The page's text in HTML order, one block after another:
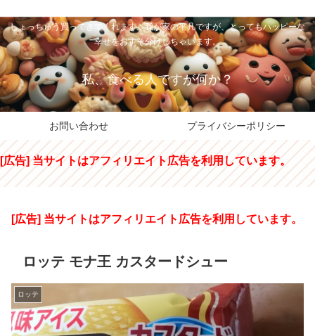
しょっちゅう買ってきてくれます。我が家の平凡ですが、とってもハッピーな
幸せをおすそ分けしちゃいます。
私、食べる人ですが何か？
お問い合わせ プライバシーポリシー
[広告] 当サイトはアフィリエイト広告を利用しています。
[広告] 当サイトはアフィリエイト広告を利用しています。
ロッテ モナ王 カスタードシュー
ロッテ